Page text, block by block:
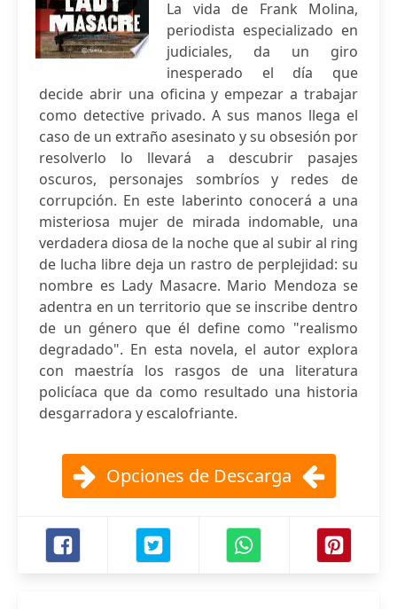
La vida de Frank Molina,
periodista especializado en
judiciales, da un giro
inesperado el día que
decide abrir una oficina y empezar a trabajar
como detective privado. A sus manos llega el
caso de un extraño asesinato y su obsesión por
resolverlo lo llevará a descubrir pasajes
oscuros, personajes sombríos y redes de
corrupción. En este laberinto conocerá a una
misteriosa mujer de mirada indomable, una
verdadera diosa de la noche que al subir al ring
de lucha libre deja un rastro de perplejidad: su
nombre es Lady Masacre. Mario Mendoza se
adentra en un territorio que se inscribe dentro
de un género que él define como "realismo
degradado". En esta novela, el autor explora
con maestría los rasgos de una literatura
policíaca que da como resultado una historia
desgarradora y escalofriante.
Opciones de Descarga